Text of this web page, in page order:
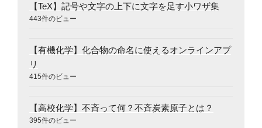
【TeX】記号や文字の上下に文字を足す小ワザ集
443件のビュー
【有機化学】化合物の命名に使えるオンラインアプ
リ
415件のビュー
【高校化学】不斉って何？不斉炭素原子とは？
395件のビュー